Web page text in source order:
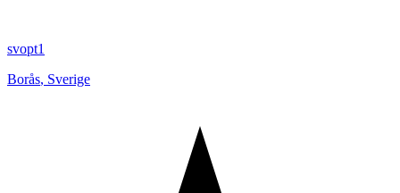
svopt1
Borås, Sverige